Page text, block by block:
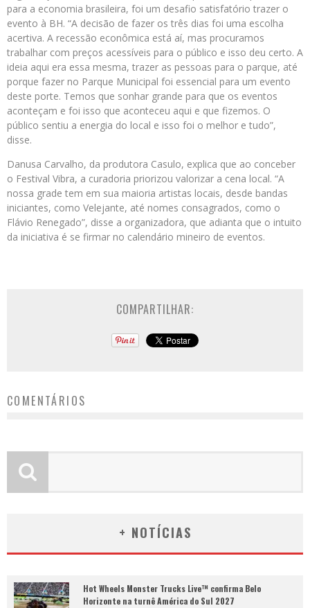
para a economia brasileira, foi um desafio satisfatório trazer o
evento à BH. “A decisão de fazer os três dias foi uma escolha
acertiva. A recessão econômica está aí, mas procuramos
trabalhar com preços acessíveis para o público e isso deu certo. A
ideia aqui era essa mesma, trazer as pessoas para o parque, até
porque fazer no Parque Municipal foi essencial para um evento
deste porte. Temos que sonhar grande para que os eventos
aconteçam e foi isso que aconteceu aqui e que fizemos. O
público sentiu a energia do local e isso foi o melhor e tudo”,
disse.
Danusa Carvalho, da produtora Casulo, explica que ao conceber
o Festival Vibra, a curadoria priorizou valorizar a cena local. “A
nossa grade tem em sua maioria artistas locais, desde bandas
iniciantes, como Velejante, até nomes consagrados, como o
Flávio Renegado”, disse a organizadora, que adianta que o intuito
da iniciativa é se firmar no calendário mineiro de eventos.
COMPARTILHAR:
COMENTÁRIOS
+ NOTÍCIAS
Hot Wheels Monster Trucks Live™ confirma Belo
Horizonte na turnê América do Sul 2027